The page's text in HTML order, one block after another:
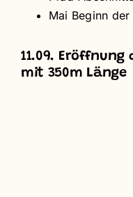
Mai Beginn der
11.09. Eröffnung
mit 350m Länge